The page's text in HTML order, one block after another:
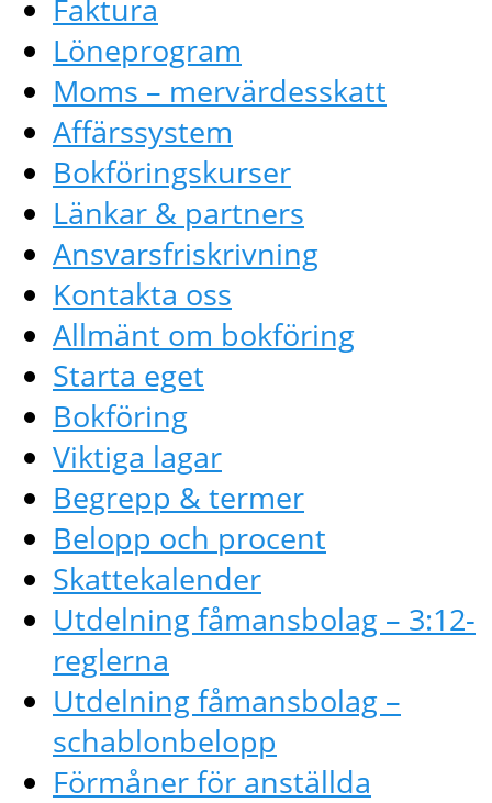
Faktura
Löneprogram
Moms – mervärdesskatt
Affärssystem
Bokföringskurser
Länkar & partners
Ansvarsfriskrivning
Kontakta oss
Allmänt om bokföring
Starta eget
Bokföring
Viktiga lagar
Begrepp & termer
Belopp och procent
Skattekalender
Utdelning fåmansbolag – 3:12-
reglerna
Utdelning fåmansbolag –
schablonbelopp
Förmåner för anställda